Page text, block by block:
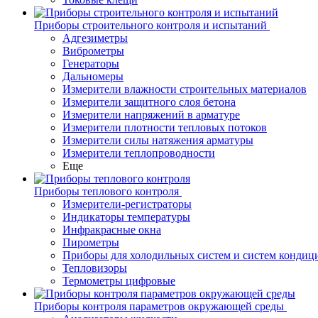
Приборы строительного контроля и испытаний
Адгезиметры
Виброметры
Генераторы
Дальномеры
Измерители влажности строительных материалов
Измерители защитного слоя бетона
Измерители напряжений в арматуре
Измерители плотности тепловых потоков
Измерители силы натяжения арматуры
Измерители теплопроводности
Еще
Приборы теплового контроля
Измерители-регистраторы
Индикаторы температуры
Инфракрасные окна
Пирометры
Приборы для холодильных систем и систем
Тепловизоры
Термометры цифровые
Приборы контроля параметров окружающей среды